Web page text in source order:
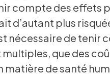
compte des effets
d’autant plus
nécessaire de tenir
que des
de santé